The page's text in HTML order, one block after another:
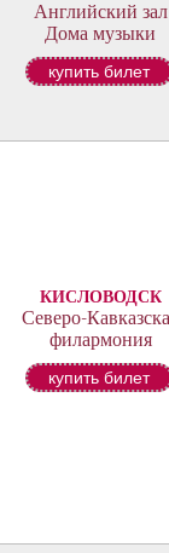
Английский зал
Дома музыки
купить билет
КИСЛОВОДСК
Северо-
филармония
купить билет